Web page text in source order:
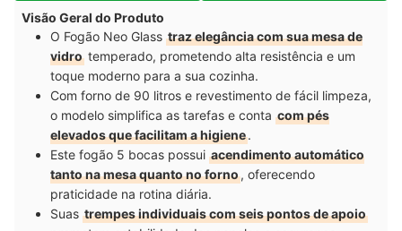
Visão Geral do Produto
O Fogão Neo Glass traz elegância com sua mesa de
vidro temperado, prometendo alta resistência e um
toque moderno para a sua cozinha.
Com forno de 90 litros e revestimento de fácil limpeza,
o modelo simplifica as tarefas e conta com pés
elevados que facilitam a higiene.
Este fogão 5 bocas possui acendimento automático
tanto na mesa quanto no forno, oferecendo
praticidade na rotina diária.
Suas trempes individuais com seis pontos de apoio